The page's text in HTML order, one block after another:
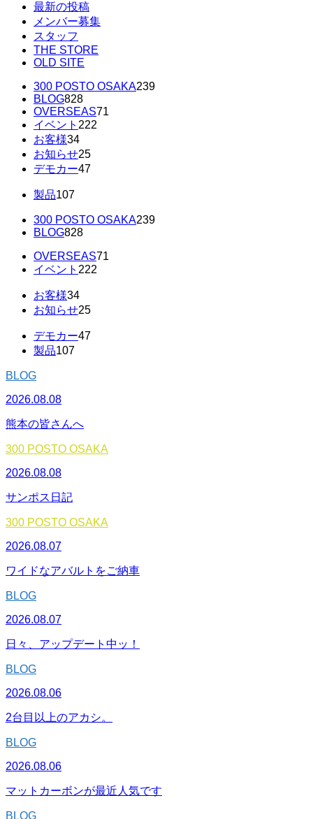
最新の投稿
メンバー募集
スタッフ
THE STORE
OLD SITE
300 POSTO OSAKA239
BLOG828
OVERSEAS71
イベント 222
お客様34
お知らせ25
デモカー47
製品107
300 POSTO OSAKA239
BLOG828
OVERSEAS71
イベント 222
お客様34
お知らせ25
デモカー47
製品107
BLOG
2026.08.08
熊本の皆さんへ
300 POSTO OSAKA
2026.08.08
サンポス日記
300 POSTO OSAKA
2026.08.07
ワイドなアバルトをご納車
BLOG
2026.08.07
日々、アップデート中ッ！
BLOG
2026.08.06
2台目以上のアカシ。
BLOG
2026.08.06
マットカーボンが最近人気です
BLOG